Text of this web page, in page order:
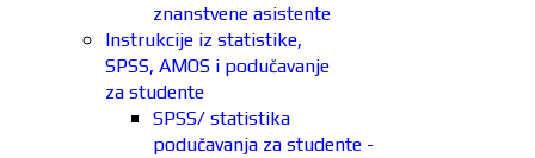
znanstvene asistente
Instrukcije iz statistike,
SPSS, AMOS i podučavanje
za studente
SPSS/ statistika
podučavanja za studente -